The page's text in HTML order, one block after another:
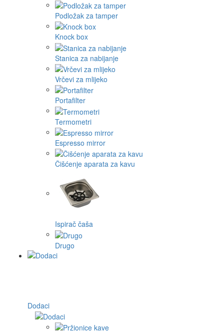
Podložak za tamper
Knock box
Stanica za nabijanje
Vrčevi za mlijeko
Portafilter
Termometri
Espresso mirror
Čišćenje aparata za kavu
Ispirač čaša
Drugo
Dodaci